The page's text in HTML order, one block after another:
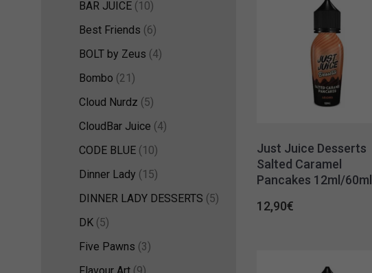
BAR JUICE (10)
Best Friends (6)
BOLT by Zeus (4)
Bombo (21)
Cloud Nurdz (5)
CloudBar Juice (4)
CODE BLUE (10)
Dinner Lady (15)
DINNER LADY DESSERTS (5)
DK (5)
Five Pawns (3)
Just Juice Desserts
Salted Caramel
Pancakes 12ml/60ml
12,90€